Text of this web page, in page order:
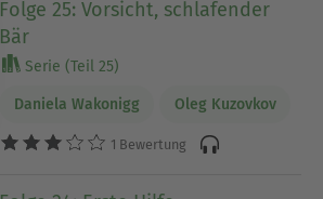
Folge 25: Vorsicht, schlafender
Bär
Serie (Teil 25)
Daniela Wakonigg Oleg Kuzovkov
1 Bewertung